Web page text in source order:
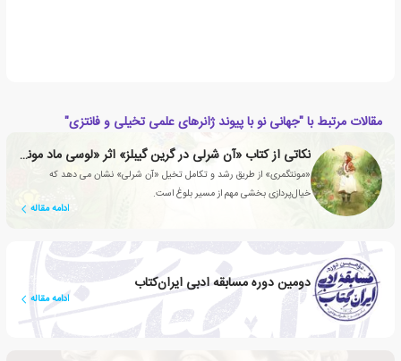
مقالات مرتبط با "جهانی نو با پیوند ژانرهای علمی تخیلی و فانتزی"
نکاتی از کتاب «آن شرلی در گرین گیبلز» اثر «لوسی ماد مونتگمری»
«مونتگمری» از طریق رشد و تکامل تخیل «آن شرلی» نشان می دهد که
خیال‌پردازی بخشی مهم از مسیر بلوغ است.
ادامه مقاله
دومین دوره مسابقه ادبی ایران‌کتاب
ادامه مقاله